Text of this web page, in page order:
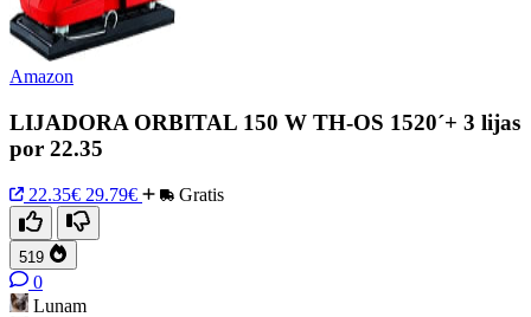
Amazon
LIJADORA ORBITAL 150 W TH-OS 1520´+ 3 lijas
por 22.35
22.35€ 29.79€ Gratis
519
0
Lunam